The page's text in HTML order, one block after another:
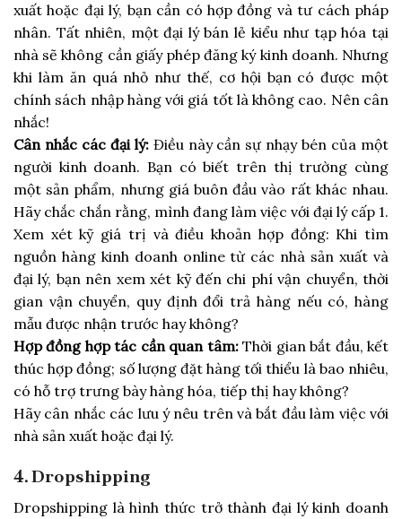
xuất hoặc đại lý, bạn cần có hợp đồng và tư cách pháp
nhân. Tất nhiên, một đại lý bán lẻ kiểu như tạp hóa tại
nhà sẽ không cần giấy phép đăng ký kinh doanh. Nhưng
khi làm ăn quá nhỏ như thế, cơ hội bạn có được một
chính sách nhập hàng với giá tốt là không cao. Nên cân
nhắc!
Cân nhắc các đại lý:Điều này cần sự nhạy bén của một
người kinh doanh. Bạn có biết trên thị trường cùng
một sản phẩm, nhưng giá buôn đầu vào rất khác nhau.
Hãy chắc chắn rằng, mình đang làm việc với đại lý cấp 1.
Xem xét kỹ giá trị và điều khoản hợp đồng: Khi tìm
nguồn hàng kinh doanh online từ các nhà sản xuất và
đại lý, bạn nên xem xét kỹ đến chi phí vận chuyển, thời
gian vận chuyển, quy định đổi trả hàng nếu có, hàng
mẫu được nhận trước hay không?
Hợp đồng hợp tác cần quan tâm:Thời gian bắt đầu, kết
thúc hợp đồng; số lượng đặt hàng tối thiểu là bao nhiêu,
có hỗ trợ trưng bày hàng hóa, tiếp thị hay không?
Hãy cân nhắc các lưu ý nêu trên và bắt đầu làm việc với
nhà sản xuất hoặc đại lý.
4. Dropshipping
Dropshipping là hình thức trở thành đại lý kinh doanh